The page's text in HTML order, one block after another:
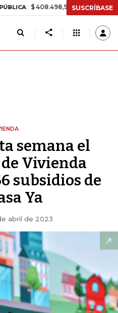
$ 408.498,97 +$ 8.753,81 +2,19%
SUSCRÍBASE
semana el
Vivienda
subsidios de
Ya
abril de 2023